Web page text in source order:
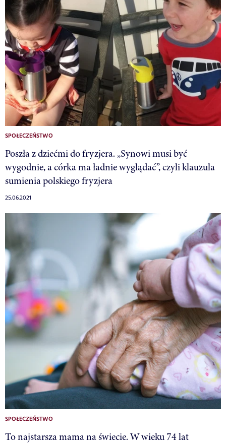
SPOŁECZEŃSTWO
Poszła z dziećmi do fryzjera. „Synowi musi być
wygodnie, a córka ma ładnie wyglądać”, czyli klauzula
sumienia polskiego fryzjera
25.06.2021
SPOŁECZEŃSTWO
To najstarsza mama na świecie. W wieku 74 lat